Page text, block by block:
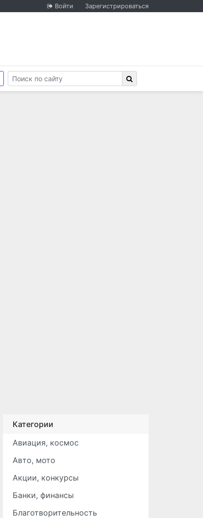
Войти Зарегистрироваться
Категории
Авиация, космос
Авто, мото
Акции, конкурсы
Банки, финансы
Благотворительность